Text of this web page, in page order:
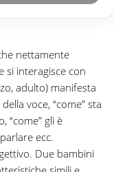
si viene in
nettamente
si interagisce con
adulto) manifesta
voce, “come” sta
“come” gli è
ecc.
Due bambini